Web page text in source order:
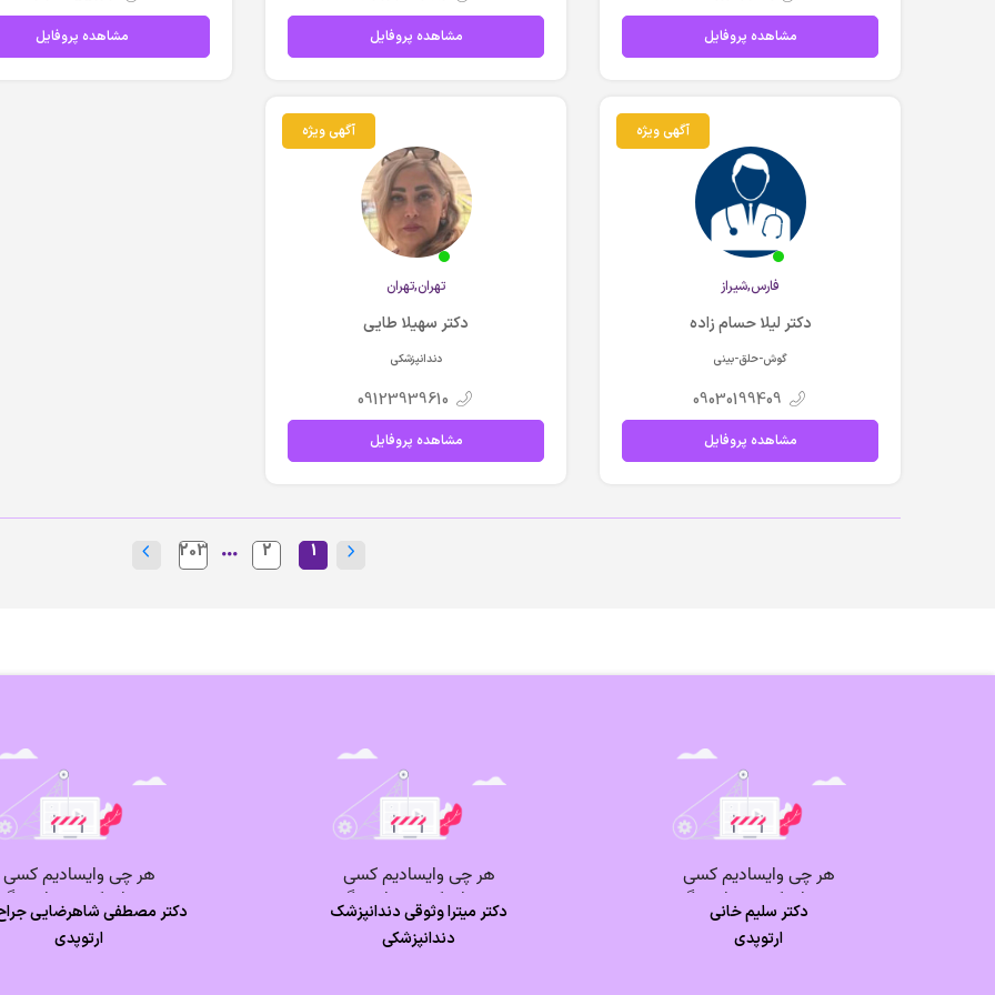
مشاهده پروفایل مشاهده پروفایل مشاهده پروفایل
آگهی ویژه
فارس,شيراز
دکتر لیلا حسام زاده
گوش-حلق-بینی
09030199409
مشاهده پروفایل
آگهی ویژه
تهران,تهران
دکتر سهیلا طایی
دندانپزشکی
09123939610
مشاهده پروفایل
1
2
203
دکتر سلیم خانی
ارتوپدی
دکتر میترا وثوقی دندانپزشک
دندانپزشکی
دکتر مصطفی شاهرضایی جراح
ارتوپدی